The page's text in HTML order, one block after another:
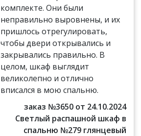
комплекте. Они были
неправильно выровнены, и их
пришлось отрегулировать,
чтобы двери открывались и
закрывались правильно. В
целом, шкаф выглядит
великолепно и отлично
вписался в мою спальню.
заказ №3650 от 24.10.2024
Светлый распашной шкаф в
спальню №279 глянцевый